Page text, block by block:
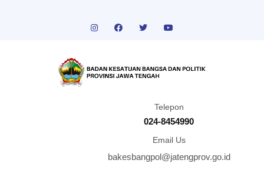
Telepon
024-8454990
Email Us
bakesbangpol@jatengprov.go.id